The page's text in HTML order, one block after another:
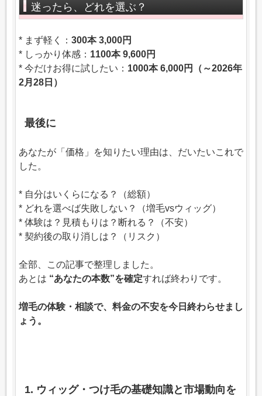
迷ったら、どれを選ぶ？
* まず軽く： 300本 3,000円
* しっかり体感： 1100本 9,600円
* 今だけお得に試したい： 1000本 6,000円（～2026年
2月28日）
最後に
あなたが「価格」を知りたい理由は、だいたいこれで
した。
* 自分はいくらになる？（総額）
* どれを選べば失敗しない？（増毛vsウィッグ）
* 体験は？見積もりは？断れる？（不安）
* 契約後の取り消しは？（リスク）
全部、この記事で整理しました。
あとは “あなたの本数”を確定すれば終わりです。
増毛の体験・相談で、料金の不安を今日終わらせまし
ょう。
1. ウィッグ・つけ毛の基礎知識と市場動向を